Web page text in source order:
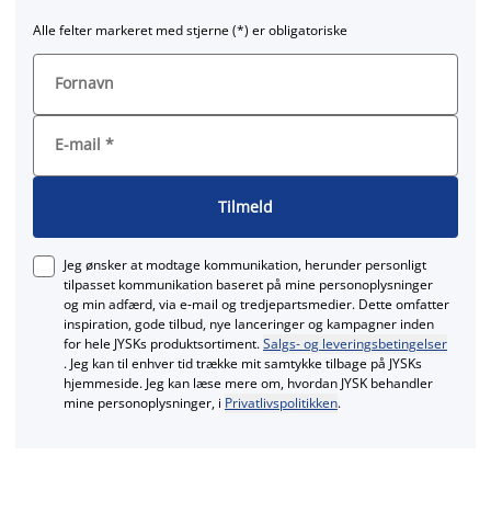
Alle felter markeret med stjerne (*) er obligatoriske
Fornavn
E-mail *
Tilmeld
Jeg ønsker at modtage kommunikation, herunder personligt
tilpasset kommunikation baseret på mine personoplysninger
og min adfærd, via e‑mail og tredjepartsmedier. Dette omfatter
inspiration, gode tilbud, nye lanceringer og kampagner inden
for hele JYSKs produktsortiment.Salgs- og leveringsbetingelser
. Jeg kan til enhver tid trække mit samtykke tilbage på JYSKs
hjemmeside. Jeg kan læse mere om, hvordan JYSK behandler
mine personoplysninger, i Privatlivspolitikken.